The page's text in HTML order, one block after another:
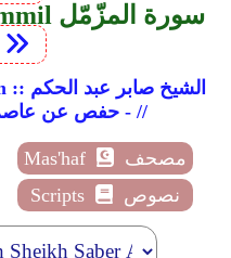
73. Surah Al-Muzzammil سورة المزّمّل
Sheikh Saber Abdul-Hakam :: الشيخ صابر عبد الحكم
// - Hafs for Assem حفص عن عاصم - //
Mas'haf
مصحف
Scripts نصوص